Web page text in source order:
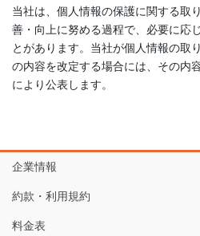
当社は、個人情報の保護に関する取
善・向上に努める過程で、必要に応
とがあります。当社が個人情報の取
の内容を改定する場合には、その内
により公表します。
企業情報
約款・利用規約
料金表